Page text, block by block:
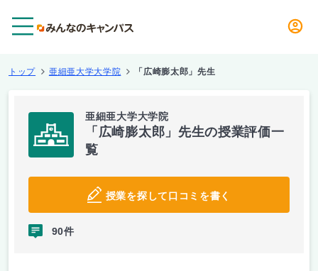
トップ 亜細亜大学大学院 「広崎膨太郎」先生
亜細亜大学大学院
「広崎膨太郎」先生の授業評価一
覧
授業を探して口コミを書く
90件